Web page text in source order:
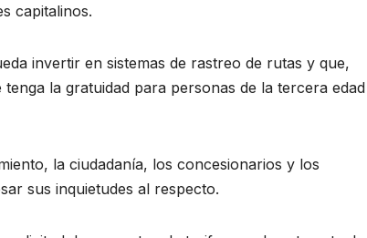
capitalinos.
invertir en sistemas de rastreo de rutas y que,
la gratuidad para personas de la tercera edad
la ciudadanía, los concesionarios y los
sus inquietudes al respecto.